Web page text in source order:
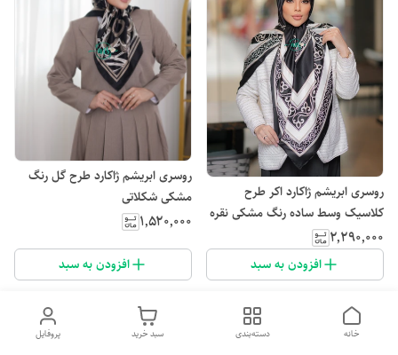
روسری ابریشم ژاکارد اکر طرح
کلاسیک وسط ساده رنگ مشکی نقره
ای
۲٬۲۹۰٬۰۰۰
افزودن به سبد
روسری ابریشم ژاکارد طرح گل رنگ
مشکی شکلاتی
۱٬۵۲۰٬۰۰۰
افزودن به سبد
پروفایل سبد خرید دسته‌بندی خانه